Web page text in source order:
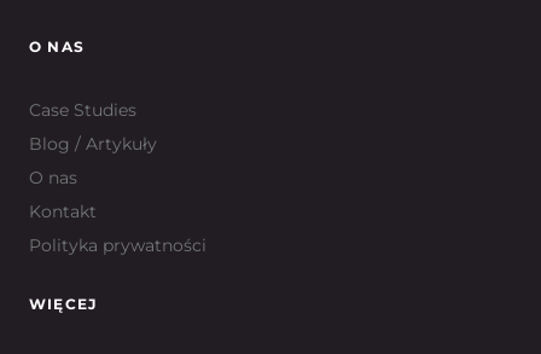
O NAS
Case Studies
Blog / Artykuły
O nas
Kontakt
Polityka prywatności
WIĘCEJ